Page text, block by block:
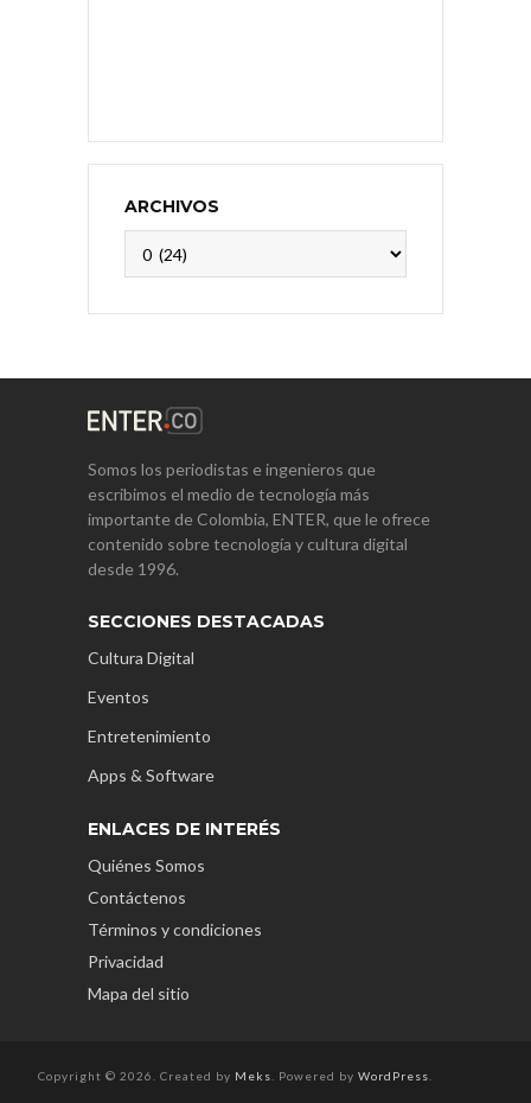
ARCHIVOS
Somos los periodistas e ingenieros que
escribimos el medio de tecnología más
importante de Colombia, ENTER, que le ofrece
contenido sobre tecnología y cultura digital
desde 1996.
SECCIONES DESTACADAS
Cultura Digital
Eventos
Entretenimiento
Apps & Software
ENLACES DE INTERÉS
Quiénes Somos
Contáctenos
Términos y condiciones
Privacidad
Mapa del sitio
Copyright © 2026. Created by Meks . Powered by WordPress